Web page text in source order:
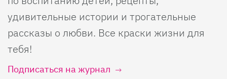
удивительные истории и трогательные
рассказы о любви. Все краски жизни для
тебя!
Подписаться на журнал